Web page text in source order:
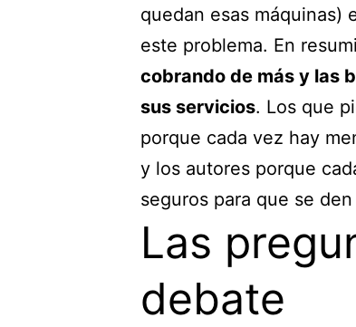
quedan esas máquinas)
este problema. En
cobrando de más y las
sus servicios. Los que
porque cada vez hay
y los autores porque
seguros para que se
Las
debate